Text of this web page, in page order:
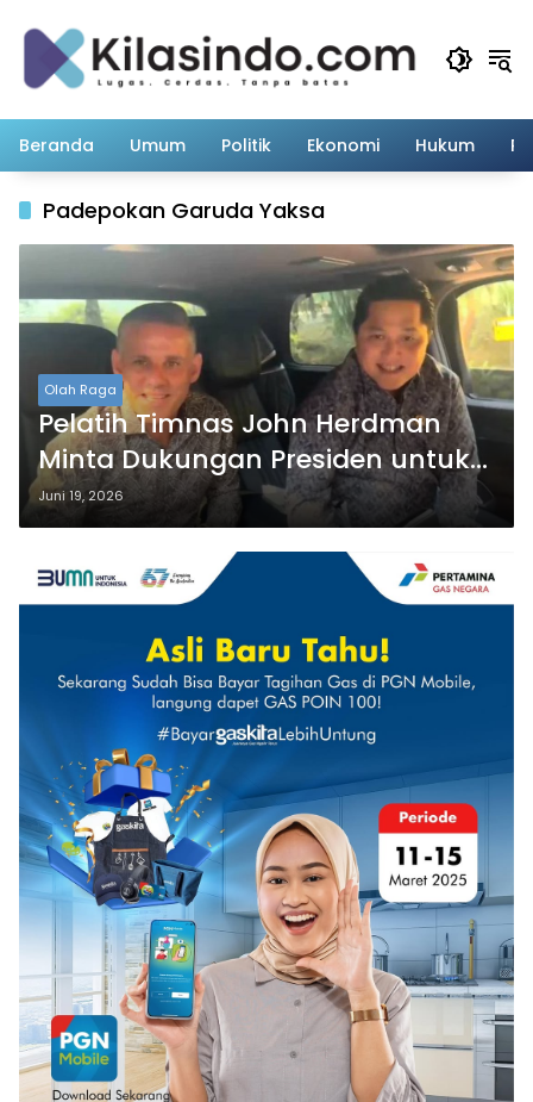
Beranda Umum Politik Ekonomi Hukum
Padepokan Garuda Yaksa
Olah Raga
Pelatih Timnas John Herdman
Minta Dukungan Presiden untuk
Target Piala Dunia 2030
Juni 19, 2026